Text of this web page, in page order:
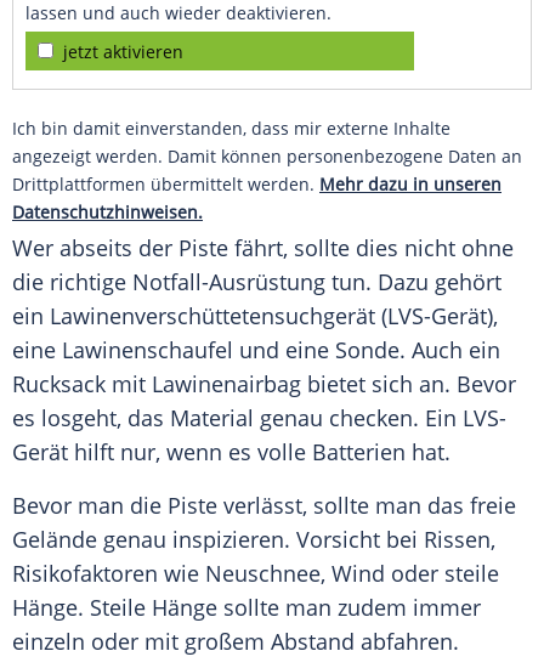
lassen und auch wieder deaktivieren.
jetzt aktivieren
Ich bin damit einverstanden, dass mir externe Inhalte
angezeigt werden. Damit können personenbezogene Daten an
Drittplattformen übermittelt werden. Mehr dazu in unseren
Datenschutzhinweisen.
Wer abseits der Piste fährt, sollte dies nicht ohne
die richtige Notfall-Ausrüstung tun. Dazu gehört
ein Lawinenverschüttetensuchgerät (LVS-Gerät),
eine Lawinenschaufel und eine Sonde. Auch ein
Rucksack mit Lawinenairbag bietet sich an. Bevor
es losgeht, das Material genau checken. Ein LVS-
Gerät hilft nur, wenn es volle Batterien hat.
Bevor man die Piste verlässt, sollte man das freie
Gelände genau inspizieren. Vorsicht bei Rissen,
Risikofaktoren wie Neuschnee, Wind oder steile
Hänge. Steile Hänge sollte man zudem immer
einzeln oder mit großem Abstand abfahren.